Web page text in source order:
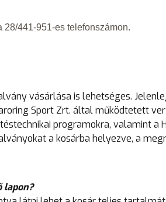
441-951-es telefonszámon.
vásárlása is lehetséges.
Sport Zrt. által működtetett
programokra, valamint a
a kosárba helyezve, a
lapon?